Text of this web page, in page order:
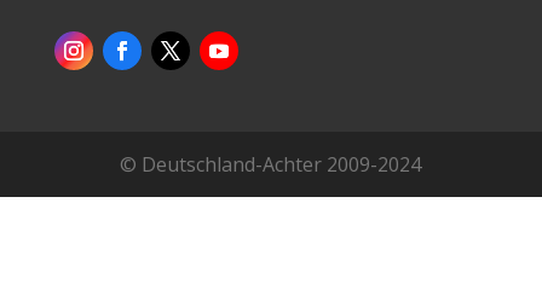
© Deutschland-Achter 2009-2024